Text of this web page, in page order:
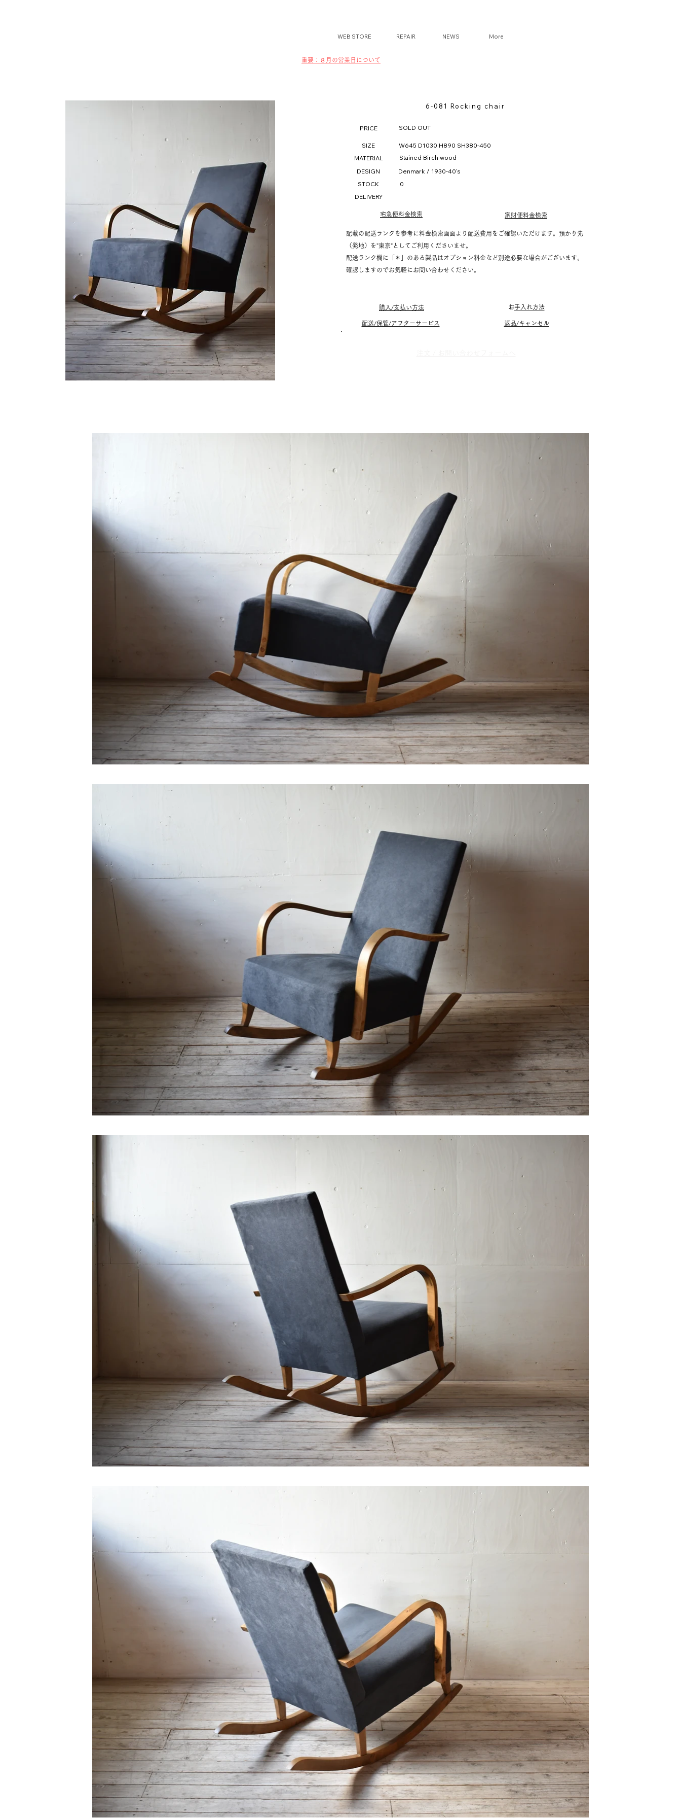
WEB STORE REPAIR NEWS More
​​重要：８月の営業日について
6-081 Rocking chair
PRICE SOLD OUT
SIZE
MATERIAL
W645 D1030 H890 SH380-450
Stained Birch wood
DESIGN
STOCK
DELIVERY
Denmark / 1930-40's
0
宅急便料金検索 家財便料金検索
記載の配送ランクを参考に料金検索画面より配送費用をご確認いただけます。預かり先
（発地）を"東京"としてご利用くださいませ。
配送ランク欄に「＊」のある製品はオプション料金など別途必要な場合がございます。
確認しますのでお気軽にお問い合わせください。
購入/支払い方法 ​お手入れ方法
配送/保管/アフターサービス 返品/キャンセル